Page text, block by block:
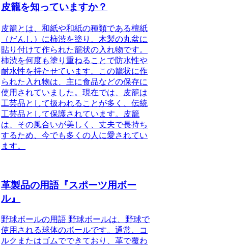
皮籠を知っていますか？
皮籠とは、和紙や和紙の種類である檀紙
（だんし）に柿渋を塗り、木製の丸盆に
貼り付けて作られた籠状の入れ物です。
柿渋を何度も塗り重ねることで防水性や
耐水性を持たせています。この籠状に作
られた入れ物は、主に食品などの保存に
使用されていました。現在では、皮籠は
工芸品として扱われることが多く、伝統
工芸品として保護されています。皮籠
は、その風合いが美しく、丈夫で長持ち
するため、今でも多くの人に愛されてい
ます。
革製品の用語『スポーツ用ボー
ル』
野球ボールの用語 野球ボールは、野球で
使用される球体のボールです。通常、コ
ルクまたはゴムでできており、革で覆わ